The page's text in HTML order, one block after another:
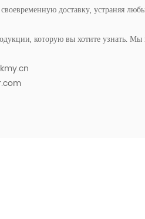
доставку, устраняя
которую вы хотите узнать. Мы